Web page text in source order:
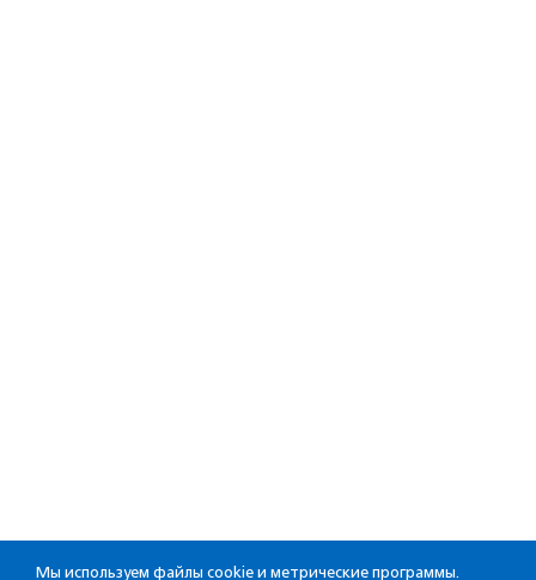
Мы используем файлы cookie и метрические программы.